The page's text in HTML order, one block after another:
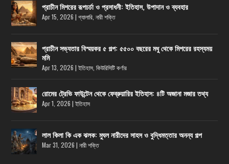
প্রাচীন মিশরের রূপচর্চা ও প্রসাধনী: ইতিহাস, উপাদান ও ব্যবহার
Apr 15, 2026 |গ্যালারি ,নারী শক্তি
প্রাচীন সভ্যতার বিস্ময়কর ৫ গল্প: ৫৫০০ বছরের মধু থেকে মিশরের রহস্যময়
মমি
Apr 13, 2026 |ইতিহাস ,কিউরিসিটি কর্ণার
রোমের ট্রেভি ফাউন্টেন থেকে ফেব্রুয়ারির ইতিহাস: ৪টি অজানা মজার তথ্য
Apr 1, 2026 |ইতিহাস
লাল কিলা কি এক ঝলক: মুঘল নারীদের সাহস ও বুদ্ধিমত্তার অনন্য গল্প
Mar 31, 2026 |নারী শক্তি